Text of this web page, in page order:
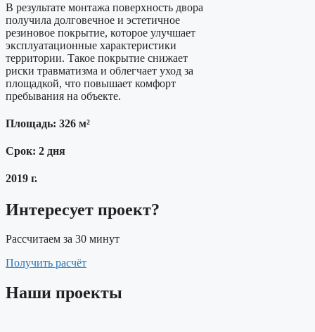
В результате монтажа поверхность двора
получила долговечное и эстетичное
резиновое покрытие, которое улучшает
эксплуатационные характеристики
территории. Такое покрытие снижает
риски травматизма и облегчает уход за
площадкой, что повышает комфорт
пребывания на объекте.
Площадь: 326 м²
Срок: 2 дня
2019 г.
Интересует проект?
Рассчитаем за 30 минут
Получить расчёт
Наши проекты